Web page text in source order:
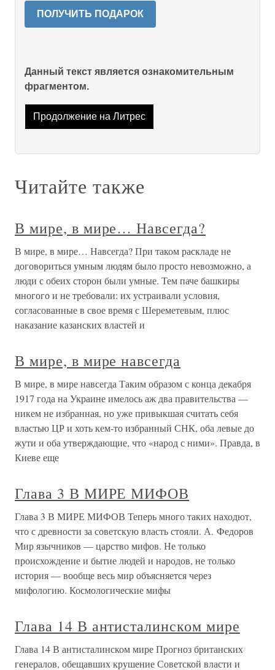
ПОЛУЧИТЬ ПОДАРОК
Данный текст является ознакомительным
фрагментом.
Продолжение на Литрес
Читайте также
В мире, в мире… Навсегда?
В мире, в мире… Навсегда? При таком раскладе не
договориться умным людям было просто невозможно, а
люди с обеих сторон были умные. Тем паче башкиры
многого и не требовали: их устраивали условия,
согласованные в свое время с Шереметевым, плюс
наказание казанских властей и
В мире, в мире навсегда
В мире, в мире навсегда Таким образом с конца декабря
1917 года на Украине имелось аж два правительства —
никем не избранная, но уже привыкшая считать себя
властью ЦР и хоть кем-то избранный СНК, оба левые до
жути и оба утверждающие, что «народ с ними». Правда, в
Киеве еще
Глава 3 В МИРЕ МИФОВ
Глава 3 В МИРЕ МИФОВ Теперь много таких находют,
что с древности за советскую власть стояли. А. Федоров
Мир язычников — царство мифов. Не только
происхождение и бытие людей и народов, не только
история — вообще весь мир объясняется через
мифологию. Космологические мифы
Глава 14 В антисталинском мире
Глава 14 В антисталинском мире Прогноз британских
генералов, обещавших крушение Советской власти и